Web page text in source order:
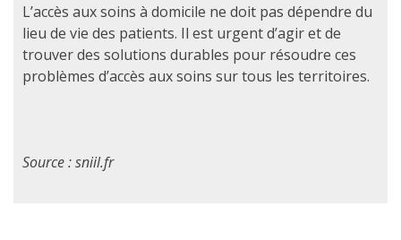
L’accès aux soins à domicile ne doit pas dépendre du
lieu de vie des patients. Il est urgent d’agir et de
trouver des solutions durables pour résoudre ces
problèmes d’accès aux soins sur tous les territoires.
Source : sniil.fr